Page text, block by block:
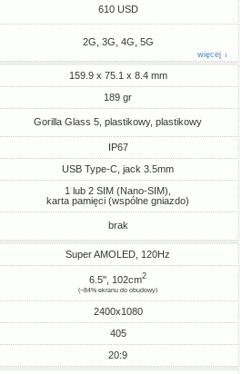
610 USD
2G, 3G, 4G, 5G
więcej ↓
159.9 x 75.1 x 8.4 mm
189 gr
Gorilla Glass 5, plastikowy, plastikowy
IP67
USB Type-C, jack 3.5mm
1 lub 2 SIM (Nano-SIM),
karta pamięci (wspólne gniazdo)
brak
Super AMOLED, 120Hz
6.5", 102cm2
(~84% ekranu do obudowy)
2400x1080
405
20:9